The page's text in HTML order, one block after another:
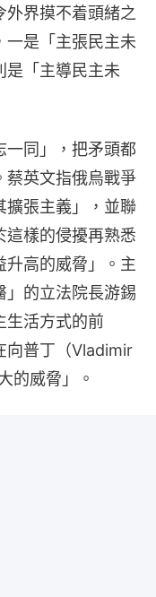
界摸不着頭緒之
一是「主張民主未
是「主導民主未
一同」，把矛頭都
蔡英文指俄烏戰爭
擴張主義」，並聯
這樣的侵擾再熟悉
升高的威脅」。主
」的立法院長游錫
生活方式的前
向普丁（Vladimir
的威脅」。